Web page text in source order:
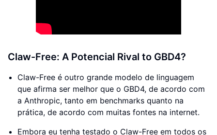
Claw-Free: A Potencial Rival to GBD4?
Claw-Free é outro grande modelo de linguagem
que afirma ser melhor que o GBD4, de acordo com
a Anthropic, tanto em benchmarks quanto na
prática, de acordo com muitas fontes na internet.
Embora eu tenha testado o Claw-Free em todos os